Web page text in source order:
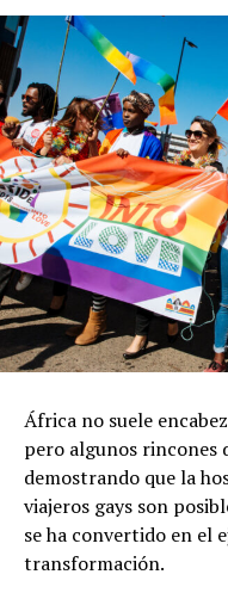
África no suele
pero algunos
demostrando que la
viajeros gays son
se ha convertido en el
transformación.